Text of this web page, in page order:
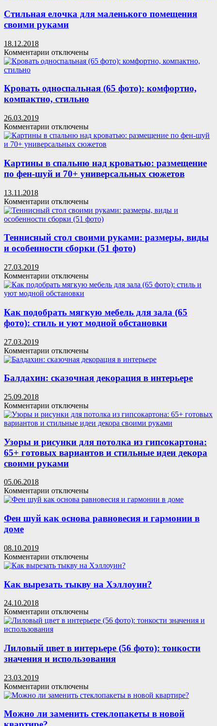
для
дома
(78
как
классика
Стильная елочка для маленького помещения
своими руками
18.12.2018
Комментарии к
записи
для
маленького
помещения
отключены
Кровать односпальная (65 фото): комфортно,
компактно, стильно
26.03.2019
Комментарии к
записи
Кровать
(65
фото):
комфортно,
отключены
Картины в спальню над кроватью: размещение
по фен-шуй и 70+ универсальных сюжетов
13.11.2018
Комментарии к
записи
Картины
спальню
кроватью:
фен-
шуй
и
универсальных
сюжетов
отключены
Теннисный стол своими руками: размеры, виды
и особенности сборки (51 фото)
27.03.2019
Комментарии к
записи
Теннисный
своими
руками:
размеры,
особенности
сборки
фото)
отключены
Как подобрать мягкую мебель для зала (65
фото): стиль и уют модной обстановки
27.03.2019
Комментарии к
записи
подобрать
для
зала
(65
фото):
и
уют
модной
отключены
Балдахин: сказочная декорация в интерьере
25.09.2018
Комментарии к
записи
Балдахин:
декорация
в
интерьере
отключены
Узоры и рисунки для потолка из гипсокартона:
65+ готовых вариантов и стильные идеи декора
своими руками
05.06.2018
Комментарии к
записи
и
рисунки
гипсокартона:
65+
вариантов
идеи
декора
своими
отключены
Фен шуй как основа равновесия и гармонии в
доме
08.10.2019
Комментарии к
записи
шуй
как
равновесия
и
гармонии
в
отключены
Как вырезать тыкву на Хэллоуин?
24.10.2018
Комментарии к
записи
Как
тыкву
на
Хэллоуин?
отключены
Лиловый цвет в интерьере (56 фото): тонкости
значения и использования
23.03.2019
Комментарии к
записи
цвет
отключены
Можно ли заменить стеклопакеты в новой